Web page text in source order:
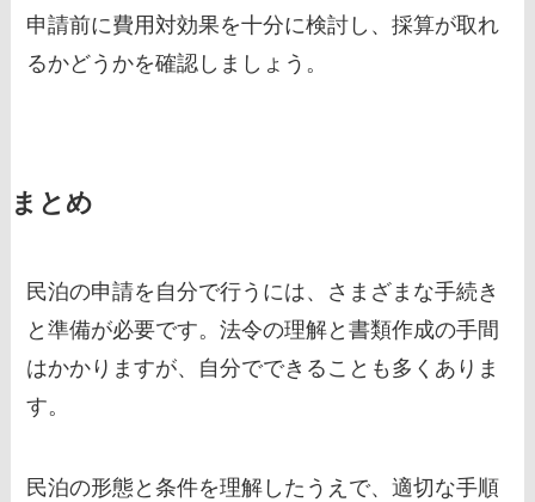
申請前に費用対効果を十分に検討し、採算が取れ
るかどうかを確認しましょう。
まとめ
民泊の申請を自分で行うには、さまざまな手続き
と準備が必要です。法令の理解と書類作成の手間
はかかりますが、自分でできることも多くありま
す。
民泊の形態と条件を理解したうえで、適切な手順